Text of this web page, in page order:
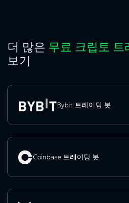
더 많은 무료 크립토 트
보기
Bybit 트레이딩 봇
Coinbase 트레이딩 봇